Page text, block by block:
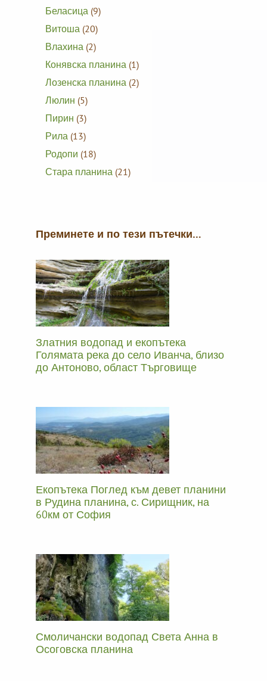
Беласица (9)
Витоша (20)
Влахина (2)
Конявска планина (1)
Лозенска планина (2)
Люлин (5)
Пирин (3)
Рила (13)
Родопи (18)
Стара планина (21)
Преминете и по тези пътечки…
Златния водопад и екопътека
Голямата река до село Иванча, близо
до Антоново, област Търговище
Екопътека Поглед към девет планини
в Рудина планина, с. Сирищник, на
60км от София
Смоличански водопад Света Анна в
Осоговска планина